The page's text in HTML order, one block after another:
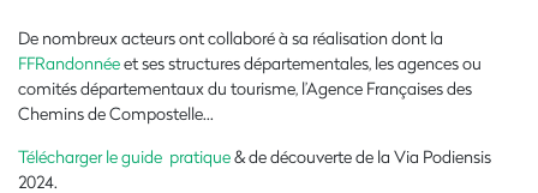
De nombreux acteurs ont collaboré à sa réalisation dont la
FFRandonnéeet ses structures départementales, les agences ou
comités départementaux du tourisme, l’Agence Françaises des
Chemins de Compostelle...
Télécharger le guide pratique& de découverte de la Via Podiensis
2024.